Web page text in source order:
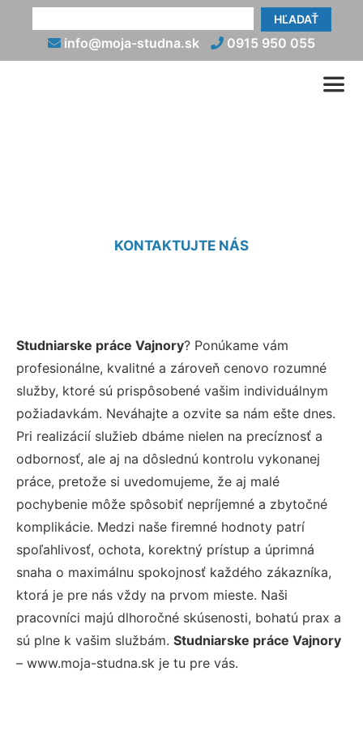
HĽADAŤ
info@moja-studna.sk 0915 950 055
KONTAKTUJTE NÁS
Studniarske práce Vajnory? Ponúkame vám
profesionálne, kvalitné a zároveň cenovo rozumné
služby, ktoré sú prispôsobené vašim individuálnym
požiadavkám. Neváhajte a ozvite sa nám ešte dnes.
Pri realizácií služieb dbáme nielen na precíznosť a
odbornosť, ale aj na dôslednú kontrolu vykonanej
práce, pretože si uvedomujeme, že aj malé
pochybenie môže spôsobiť nepríjemné a zbytočné
komplikácie. Medzi naše firemné hodnoty patrí
spoľahlivosť, ochota, korektný prístup a úprimná
snaha o maximálnu spokojnosť každého zákazníka,
ktorá je pre nás vždy na prvom mieste. Naši
pracovníci majú dlhoročné skúsenosti, bohatú prax a
sú plne k vašim službám. Studniarske práce Vajnory
– www.moja-studna.sk je tu pre vás.